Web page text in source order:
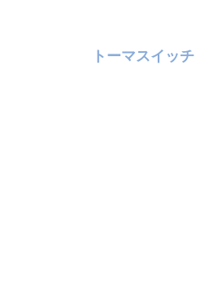
トーマスイッチ